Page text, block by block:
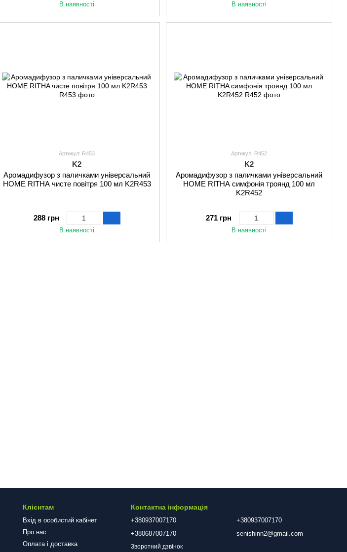
В наявності В наявності
Артикул: R453
K2
Аромадифузор з паличками універсальний
HOME RITHA чисте повітря 100 мл K2R453
288 грн
В наявності
Артикул: R452
K2
Аромадифузор з паличками універсальний
HOME RITHA симфонія троянд 100 мл
K2R452
271 грн
В наявності
Клієнтам
Вхід в особистий кабінет
Про нас
Оплата і доставка
Контактна інформація
+380937007170
+380687007170
Зворотний дзвінок
+380937007170
senishinn2@gmail.com